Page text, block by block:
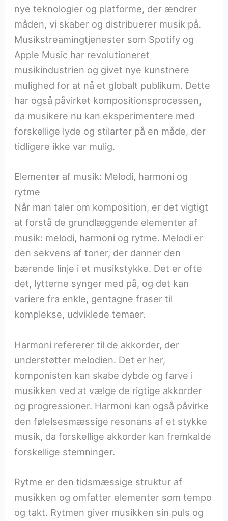
nye teknologier og platforme, der ændrer
måden, vi skaber og distribuerer musik på.
Musikstreamingtjenester som Spotify og
Apple Music har revolutioneret
musikindustrien og givet nye kunstnere
mulighed for at nå et globalt publikum. Dette
har også påvirket kompositionsprocessen,
da musikere nu kan eksperimentere med
forskellige lyde og stilarter på en måde, der
tidligere ikke var mulig.
Elementer af musik: Melodi, harmoni og
rytme
Når man taler om komposition, er det vigtigt
at forstå de grundlæggende elementer af
musik: melodi, harmoni og rytme. Melodi er
den sekvens af toner, der danner den
bærende linje i et musikstykke. Det er ofte
det, lytterne synger med på, og det kan
variere fra enkle, gentagne fraser til
komplekse, udviklede temaer.
Harmoni refererer til de akkorder, der
understøtter melodien. Det er her,
komponisten kan skabe dybde og farve i
musikken ved at vælge de rigtige akkorder
og progressioner. Harmoni kan også påvirke
den følelsesmæssige resonans af et stykke
musik, da forskellige akkorder kan fremkalde
forskellige stemninger.
Rytme er den tidsmæssige struktur af
musikken og omfatter elementer som tempo
og takt. Rytmen giver musikken sin puls og